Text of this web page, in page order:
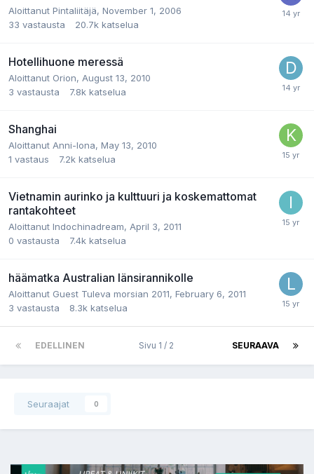
Aloittanut Pintaliitäjä, November 1, 2006
33 vastausta 20.7k katselua
Hotellihuone meressä
Aloittanut Orion, August 13, 2010
3 vastausta 7.8k katselua
Shanghai
Aloittanut Anni-Iona, May 13, 2010
1 vastaus 7.2k katselua
Vietnamin aurinko ja kulttuuri ja koskemattomat
rantakohteet
Aloittanut Indochinadream, April 3, 2011
0 vastausta 7.4k katselua
häämatka Australian länsirannikolle
Aloittanut Guest Tuleva morsian 2011, February 6, 2011
3 vastausta 8.3k katselua
EDELLINEN SEURAAVA
Sivu 1 / 2
Seuraajat 0